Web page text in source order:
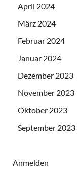
April 2024
März 2024
Februar 2024
Januar 2024
Dezember 2023
November 2023
Oktober 2023
September 2023
Anmelden